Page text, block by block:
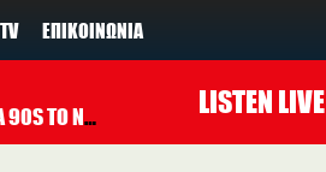
ΕΠΙΚΟΙΝΩΝΊΑ
KISS MUSIC NON STOP, ΜΕ 55 ΛΕΠΤΑ 90S TO NOW ΚΑΘΕ ΩΡΑ
00:00 - 10:00
LISTEN LIVE